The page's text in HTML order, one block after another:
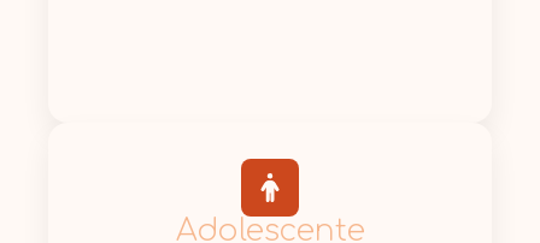
Adolescente